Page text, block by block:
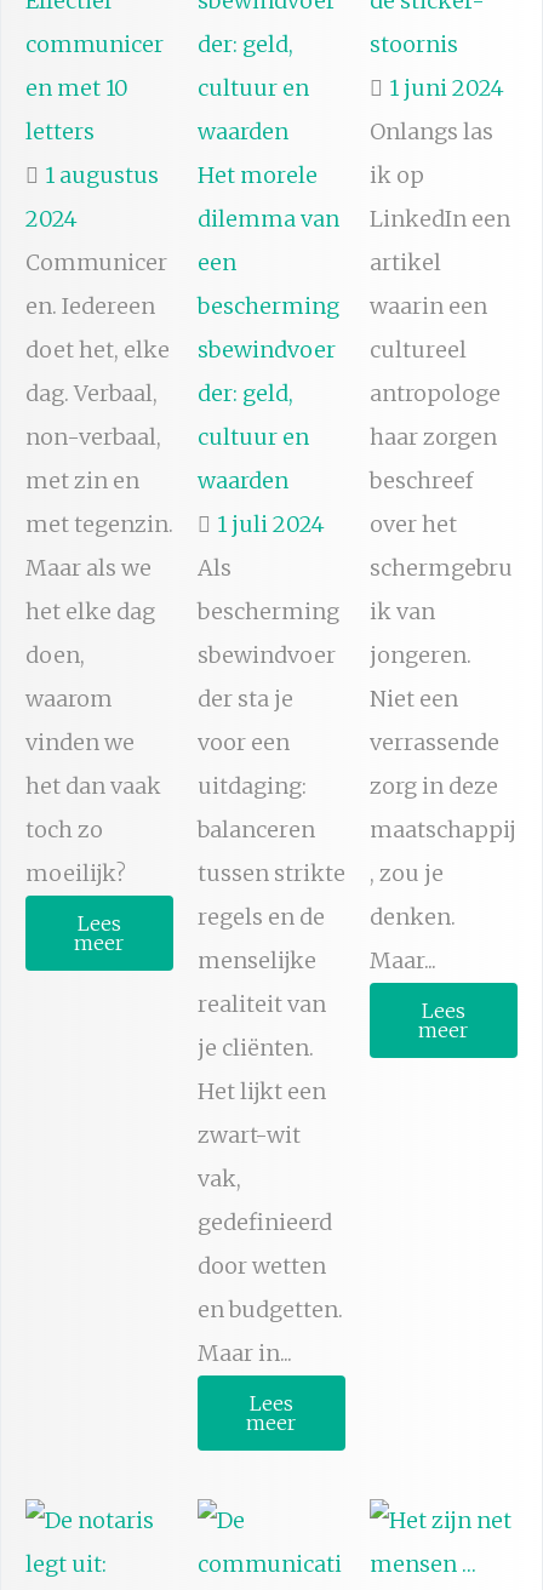
communicer
en met 10
letters
1 augustus
2024
Communicer
en. Iedereen
doet het, elke
dag. Verbaal,
non-verbaal,
met zin en
met tegenzin.
Maar als we
het elke dag
doen,
waarom
vinden we
het dan vaak
toch zo
moeilijk?
Lees
meer
Het morele
dilemma van
een
bescherming
sbewindvoer
der: geld,
cultuur en
waarden
1 juli 2024
Als
bescherming
sbewindvoer
der sta je
voor een
uitdaging:
balanceren
tussen strikte
regels en de
menselijke
realiteit van
je cliënten.
Het lijkt een
zwart-wit
vak,
gedefinieerd
door wetten
en budgetten.
Maar in...
Lees
meer
stoornis
1 juni 2024
Onlangs las
ik op
LinkedIn een
artikel
waarin een
cultureel
antropologe
haar zorgen
beschreef
over het
schermgebru
ik van
jongeren.
Niet een
verrassende
zorg in deze
maatschappij
, zou je
denken.
Maar...
Lees
meer